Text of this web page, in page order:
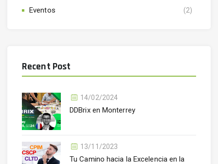
Eventos (2)
Recent Post
14/02/2024
DDBrix en Monterrey
13/11/2023
Tu Camino hacia la Excelencia en la